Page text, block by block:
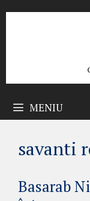
MENIU
savanti
Basarab